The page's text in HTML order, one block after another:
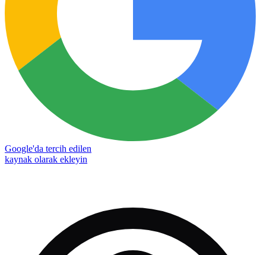
Google'da tercih edilen
kaynak olarak ekleyin